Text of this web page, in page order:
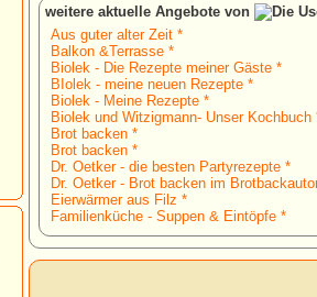
weitere aktuelle Angebote von
Aus guter alter Zeit *
Balkon &Terrasse *
Biolek - Die Rezepte meiner Gäste *
BIolek - meine neuen Rezepte *
Biolek - Meine Rezepte *
Biolek und Witzigmann- Unser Kochbuch
Brot backen *
Brot backen *
Dr. Oetker - die besten Partyrezepte *
Dr. Oetker - Brot backen im
Eierwärmer aus Filz *
Familienküche - Suppen & Eintöpfe *